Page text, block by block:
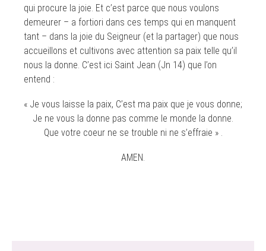
qui procure la joie. Et c’est parce que nous voulons
demeurer – a fortiori dans ces temps qui en manquent
tant – dans la joie du Seigneur (et la partager) que nous
accueillons et cultivons avec attention sa paix telle qu’il
nous la donne. C’est ici Saint Jean (Jn 14) que l’on
entend :
« Je vous laisse la paix, C’est ma paix que je vous donne;
Je ne vous la donne pas comme le monde la donne.
Que votre coeur ne se trouble ni ne s’effraie » .
AMEN.